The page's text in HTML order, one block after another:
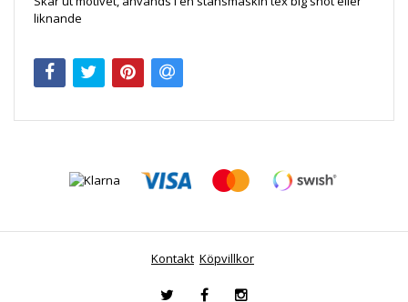
liknande
Kontakt Köpvillkor